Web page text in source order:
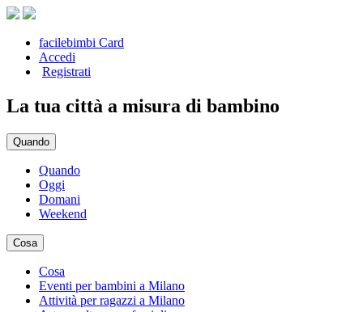
facilebimbi Card
Accedi
Registrati
La tua città a misura di bambino
Quando
Quando
Oggi
Domani
Weekend
Cosa
Cosa
Eventi per bambini a Milano
Attività per ragazzi a Milano